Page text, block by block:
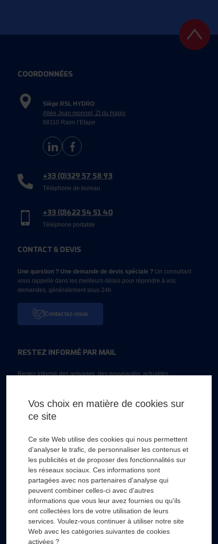
COORDONNÉES
Siège RSL HYDRO
Allée Jean monnet, ZI du Hagis
88110 Raon l’Etape
+33 (0)329 57 58 93
Téléphone de bureau
+33 (0)622 54 51 40
Téléphone portable
CONTACT & DEVIS
Une question ? Une demande de devis spéciale ? Un consultant
vous rappelle dans les meilleurs délais pour répondre à vos
demandes, généralement sous 24h
Contactez-nous
RESTEZ INFORMÉ PAR MAIL
Restez informé des arrivages, des nouveautés, actualités...
RSL HYDRO +
FOURNISSEURS +
SECTEURS D’ACTIVITÉS
Vos choix en matière de cookies sur
ce site
Ce site Web utilise des cookies qui nous permettent
d'analyser le trafic, de personnaliser les contenus et
les publicités et de proposer des fonctionnalités sur
les réseaux sociaux. Ces informations sont
partagées avec nos partenaires d'analyse qui
peuvent combiner celles-ci avec d'autres
informations que vous leur avez fournies ou qu'ils
ont collectées lors de votre utilisation de leurs
services. Voulez-vous continuer à utiliser notre site
Web avec les catégories suivantes de cookies
activées ?